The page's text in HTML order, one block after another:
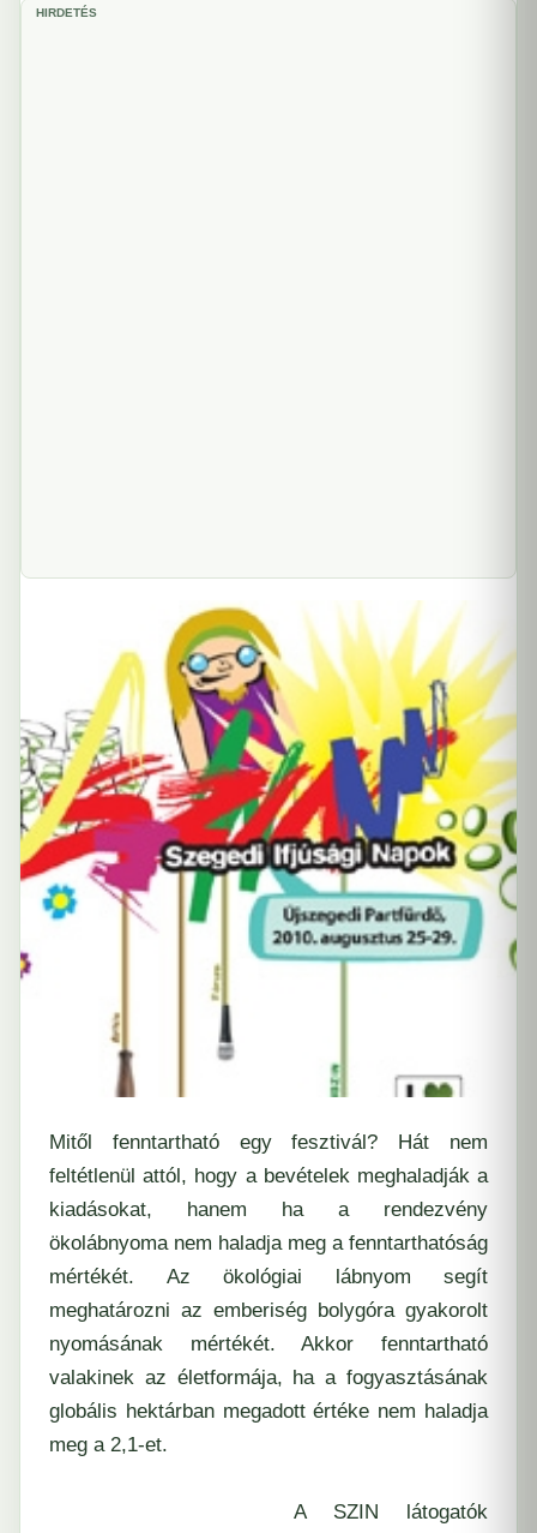
HIRDETÉS
Mitől fenntartható egy fesztivál? Hát nem
feltétlenül attól, hogy a bevételek meghaladják a
kiadásokat, hanem ha a rendezvény
ökolábnyoma nem haladja meg a fenntarthatóság
mértékét. Az ökológiai lábnyom segít
meghatározni az emberiség bolygóra gyakorolt
nyomásának mértékét. Akkor fenntartható
valakinek az életformája, ha a fogyasztásának
globális hektárban megadott értéke nem haladja
meg a 2,1-et.
A SZIN látogatók